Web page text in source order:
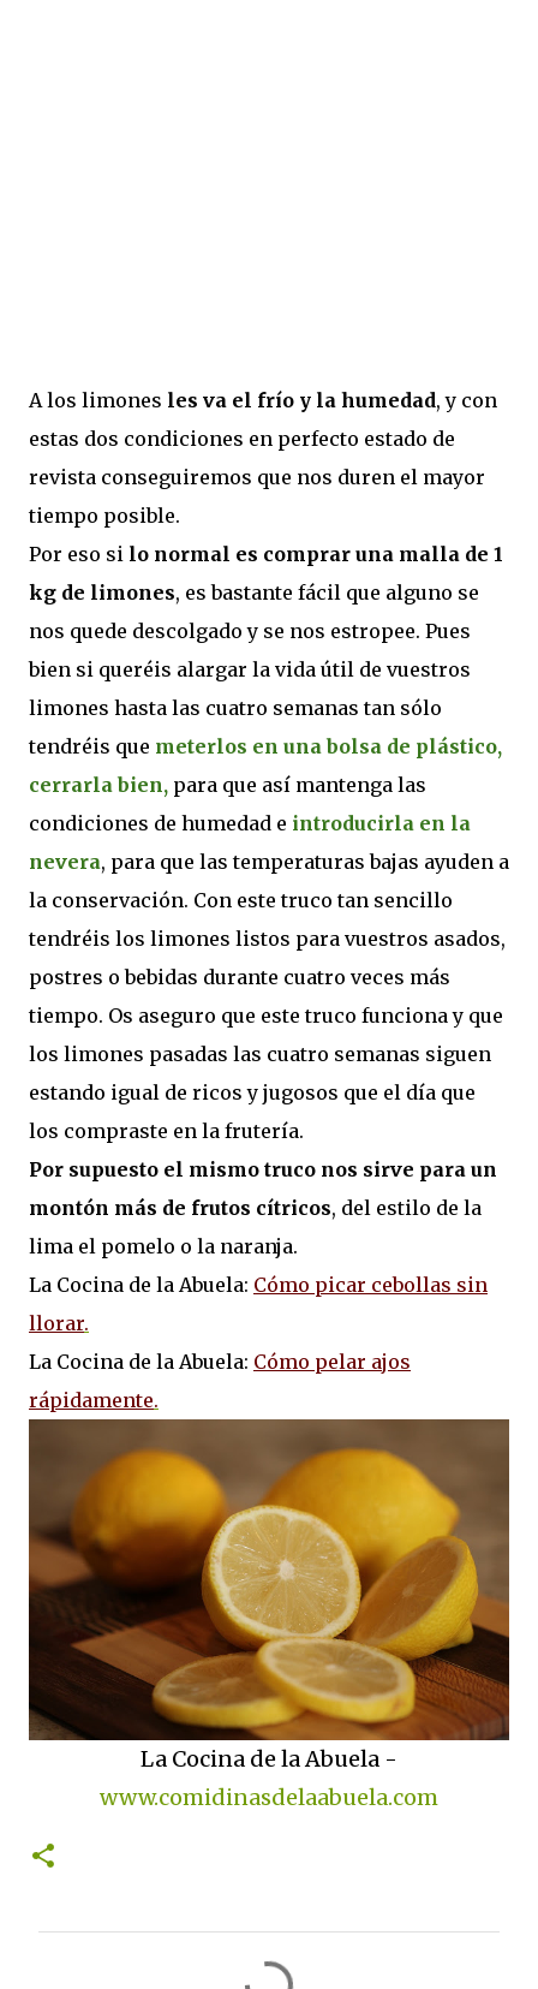
A los limones les va el frío y la humedad, y con
estas dos condiciones en perfecto estado de
revista conseguiremos que nos duren el mayor
tiempo posible.
Por eso si lo normal es comprar una malla de 1
kg de limones, es bastante fácil que alguno se
nos quede descolgado y se nos estropee. Pues
bien si queréis alargar la vida útil de vuestros
limones hasta las cuatro semanas tan sólo
tendréis que meterlos en una bolsa de plástico,
cerrarla bien, para que así mantenga las
condiciones de humedad e introducirla en la
nevera, para que las temperaturas bajas ayuden a
la conservación. Con este truco tan sencillo
tendréis los limones listos para vuestros asados,
postres o bebidas durante cuatro veces más
tiempo. Os aseguro que este truco funciona y que
los limones pasadas las cuatro semanas siguen
estando igual de ricos y jugosos que el día que
los compraste en la frutería.
Por supuesto el mismo truco nos sirve para un
montón más de frutos cítricos, del estilo de la
lima el pomelo o la naranja.
La Cocina de la Abuela: Cómo picar cebollas sin
llorar.
La Cocina de la Abuela: Cómo pelar ajos
rápidamente.
La Cocina de la Abuela -
www.comidinasdelaabuela.com